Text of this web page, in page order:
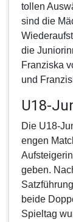
tollen
sind die
die
Franziska
und
U18-
Die U18-
engen
geben.
beide
Spieltag